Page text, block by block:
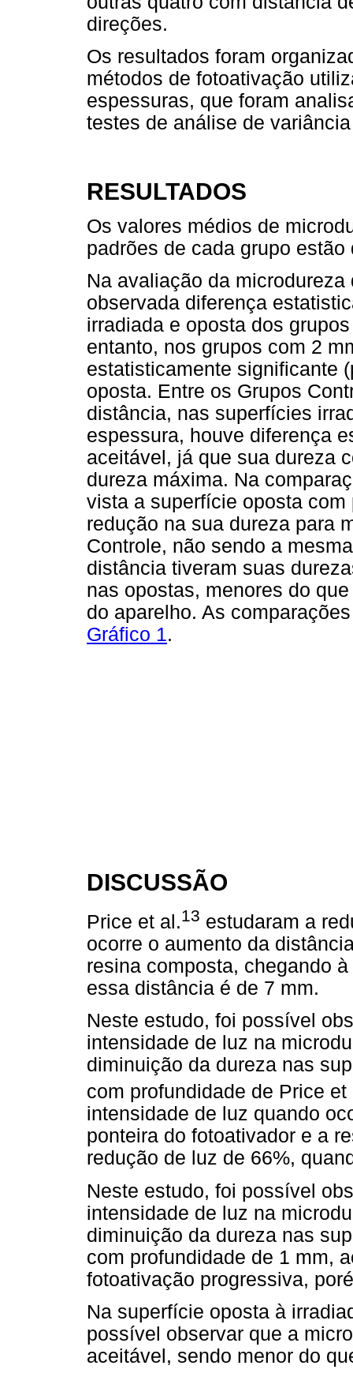
direções.
Os resultados foram
métodos de fotoativação
espessuras, que foram
testes de análise de
RESULTADOS
Os valores médios de
padrões de cada grupo
Na avaliação da
observada diferença
irradiada e oposta dos
entanto, nos grupos com 2
estatisticamente significante
oposta. Entre os Grupos
distância, nas superfícies
espessura, houve diferença
aceitável, já que sua dureza
dureza máxima. Na
vista a superfície oposta
redução na sua dureza para
Controle, não sendo a
distância tiveram suas
nas opostas, menores do
do aparelho. As
Gráfico 1.
DISCUSSÃO
Price et al.13 estudaram a
ocorre o aumento da
resina composta, chegando
essa distância é de 7 mm.
Neste estudo, foi possível
intensidade de luz na
diminuição da dureza nas
com profundidade de Price et
intensidade de luz quando
ponteira do fotoativador e a
redução de luz de 66%,
Neste estudo, foi possível
intensidade de luz na
diminuição da dureza nas
com profundidade de 1 mm,
fotoativação progressiva,
Na superfície oposta à
possível observar que a
aceitável, sendo menor do